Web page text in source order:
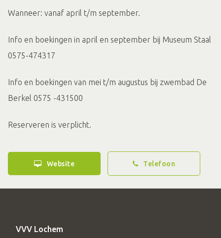
Wanneer: vanaf april t/m september.
Info en boekingen in april en september bij Museum Staal
0575-474317
Info en boekingen van mei t/m augustus bij zwembad De
Berkel 0575 -431500
Reserveren is verplicht.
Website Telefoon
VVV Lochem